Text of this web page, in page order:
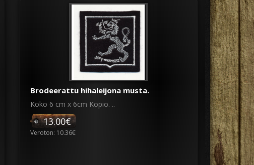
Brodeerattu hihaleijona musta.
Koko 6 cm x 6cm Kopio. ..
13.00€
Veroton: 10.36€